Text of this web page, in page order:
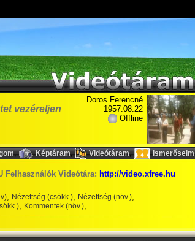
vezéreljen
Doros Ferencné
1957.08.22
Offline
, Képtáram, Videótáram, Ismerőseim
Felhasználók Videótára: http://video.xfree.hu
, Nézettség (csökk.), Nézettség (növ.),
, Kommentek (növ.),